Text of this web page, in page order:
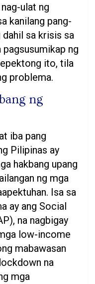
ulat ng
kanilang pang-
dahil sa krisis sa
pagsusumikap ng
ito, tila
problema.
ng
iba pang
Pilipinas ay
hakbang upang
ng mga
Isa sa
ay ang Social
na nagbigay
low-income
mabawasan
na
mga